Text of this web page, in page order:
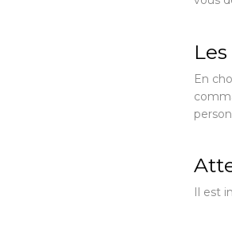
En
Il est